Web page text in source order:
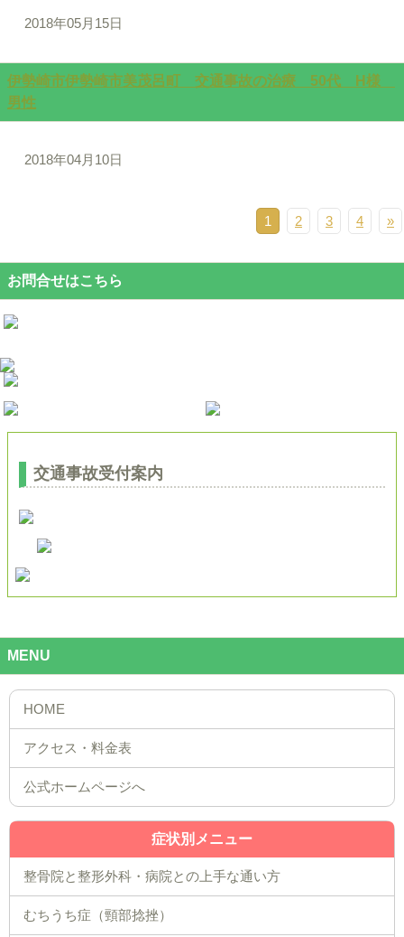
2018年05月15日
伊勢崎市伊勢崎市美茂呂町 交通事故の治療 50代 H様
男性
2018年04月10日
1 2 3 4 »
お問合せはこちら
交通事故受付案内
MENU
公式ホームページへ
症状別メニュー
整骨院と整形外科・病院との上手な通い方
むちうち症（頸部捻挫）